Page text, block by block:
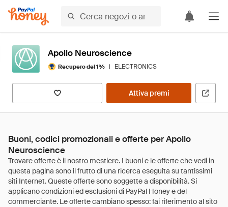
Apollo Neuroscience
Recupero del 1% | ELECTRONICS
Attiva premi
Buoni, codici promozionali e offerte per Apollo
Neuroscience